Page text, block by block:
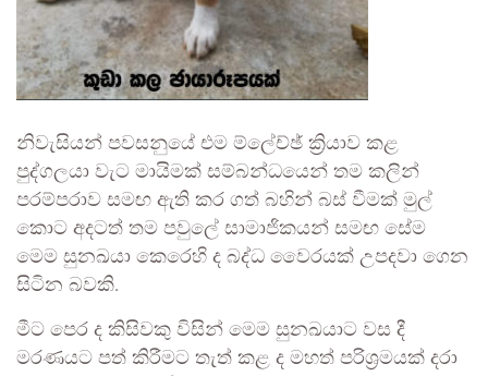
නිවැසියන් පවසනුයේ එම ම්ලේච්ඡ් ක්‍රියාව කළ
පුද්ගලයා වැට මායිමක් සම්බන්ධයෙන් තම කලින්
පරම්පරාව සමඟ ඇති කර ගත් බහින් බස් වීමක් මුල්
කොට අදටත් තම පවුලේ සාමාජිකයන් සමඟ සේම
මෙම සුනඛයා කෙරෙහි ද බද්ධ වෛරයක් උපදවා ගෙන
සිටින බවකි.
මීට පෙර ද කිසිවකු විසින් මෙම සුනඛයාට වස දී
මරණයට පත් කිරීමට තැත් කළ ද මහත් පරිශ්‍රමයක් දරා